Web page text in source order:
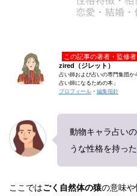
この記事の著者・監修者
zired（ジレット）
占い師および占いの専門集団
占い師になるための本」
プロフィール ・ 編集指針
動物キャラ占い
うな性格を持っ
ここではごく自然体の猿の意味や